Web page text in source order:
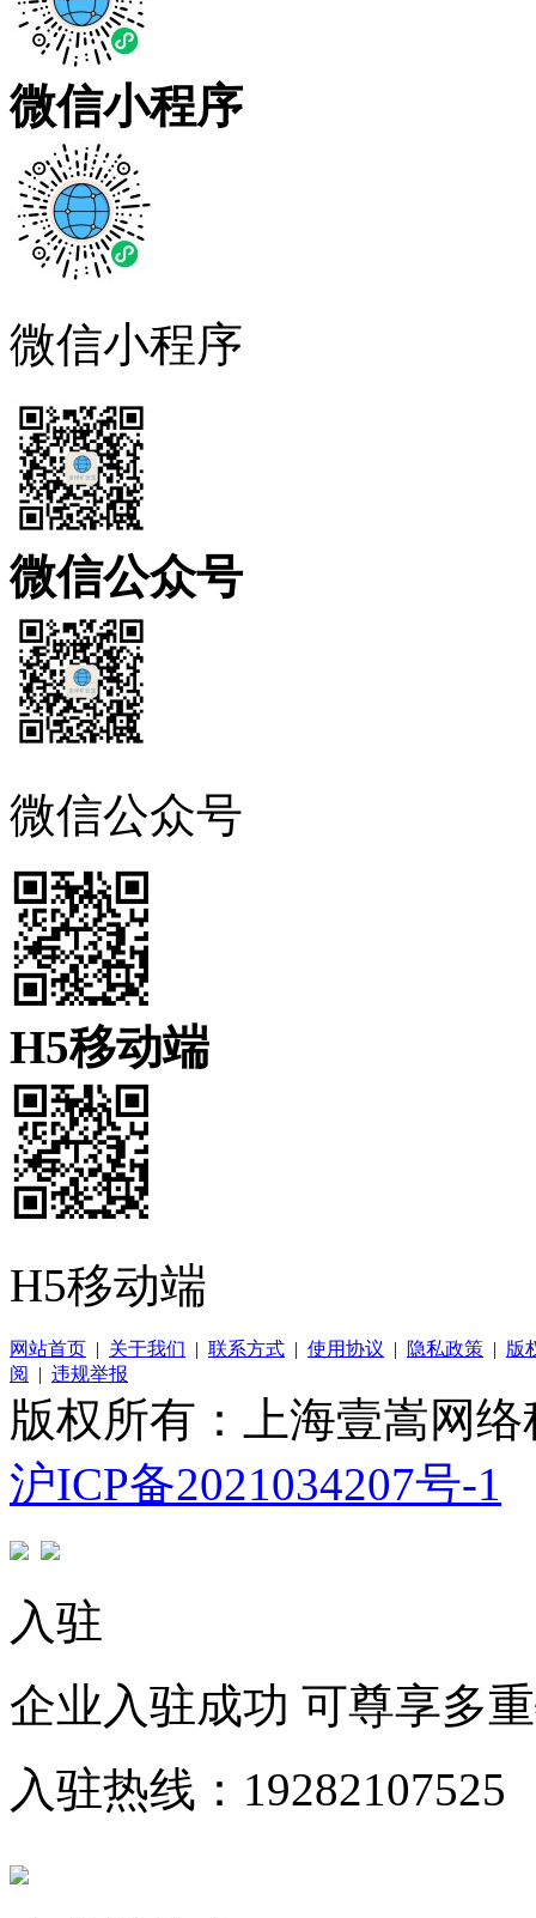
微信小程序
微信小程序
微信公众号
微信公众号
H5移动端
H5移动端
网站首页 | 关于我们 | 联系方式 | 使用协议 | 隐私政策 | 版
阅
| 违规举报
版权所有：上海壹嵩网
沪ICP备2021034207号-1
入驻
企业入驻成功 可尊享多
入驻热线：19282107525